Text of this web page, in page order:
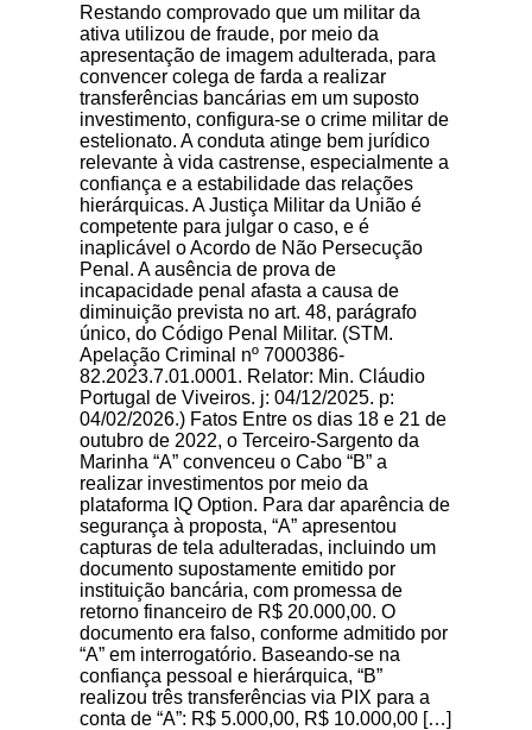
Restando comprovado que um militar da
ativa utilizou de fraude, por meio da
apresentação de imagem adulterada, para
convencer colega de farda a realizar
transferências bancárias em um suposto
investimento, configura-se o crime militar de
estelionato. A conduta atinge bem jurídico
relevante à vida castrense, especialmente a
confiança e a estabilidade das relações
hierárquicas. A Justiça Militar da União é
competente para julgar o caso, e é
inaplicável o Acordo de Não Persecução
Penal. A ausência de prova de
incapacidade penal afasta a causa de
diminuição prevista no art. 48, parágrafo
único, do Código Penal Militar. (STM.
Apelação Criminal nº 7000386-
82.2023.7.01.0001. Relator: Min. Cláudio
Portugal de Viveiros. j: 04/12/2025. p:
04/02/2026.) Fatos Entre os dias 18 e 21 de
outubro de 2022, o Terceiro-Sargento da
Marinha “A” convenceu o Cabo “B” a
realizar investimentos por meio da
plataforma IQ Option. Para dar aparência de
segurança à proposta, “A” apresentou
capturas de tela adulteradas, incluindo um
documento supostamente emitido por
instituição bancária, com promessa de
retorno financeiro de R$ 20.000,00. O
documento era falso, conforme admitido por
“A” em interrogatório. Baseando-se na
confiança pessoal e hierárquica, “B”
realizou três transferências via PIX para a
conta de “A”: R$ 5.000,00, R$ 10.000,00 […]